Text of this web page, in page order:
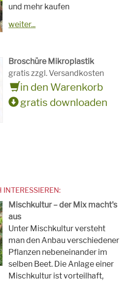
und mehr kaufen
weiter...
Broschüre Mikroplastik
gratis zzgl. Versandkosten
in den Warenkorb
gratis downloaden
INTERESSIEREN:
Mischkultur – der Mix macht's
aus
Unter Mischkultur versteht
man den Anbau verschiedener
Pflanzen nebeneinander im
selben Beet. Die Anlage einer
Mischkultur ist vorteilhaft,